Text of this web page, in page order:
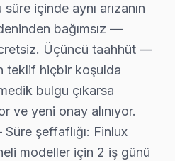
Rehberi
En Sık Karşılaşılan
HDR mod geçiş hatası
İskandinav estetiği ilkeleri
ekibi arıza semptomlarını
içinde aynı arızanın
bağımsız —
Üçüncü taahhüt —
teklif hiçbir koşulda
bulgu çıkarsa
ve yeni onay alınıyor.
şeffaflığı: Finlux
modeller için 2 iş günü